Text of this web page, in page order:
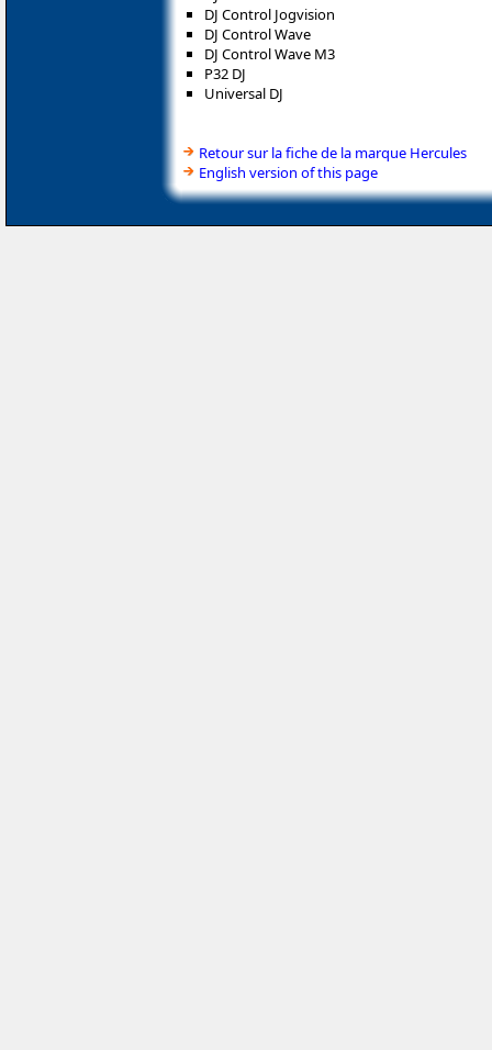
DJ Control Jogvision
DJ Control Wave
DJ Control Wave M3
P32 DJ
Universal DJ
Retour sur la fiche de la marque Hercules
English version of this page